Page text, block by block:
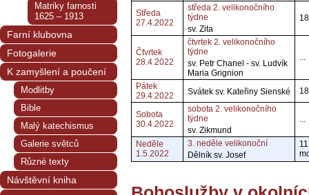
Středa
27.4.2022
středa 2. velikonočního
týdne
sv. Zita
Čtvrtek
28.4.2022
čtvrtek 2. velikonočního
týdne
sv. Petr Chanel - sv. Ludvík
Maria Grignion
...
Pátek
29.4.2022
Svátek sv. Kateřiny Sienské
Sobota
30.4.2022
sobota 2. velikonočního
týdne
sv. Zikmund
...
Neděle
1.5.2022
3. neděle velikonoční
Dělník sv. Josef
Matriky farnosti
1625 – 1913
Farní klubovna
Fotogalerie
K zamyšlení a poučení
Modlitby
Bible
Malý katechismus
Galerie světců
Různé texty
Návštěvní kniha